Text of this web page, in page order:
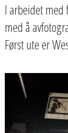
I arbeidet med
med å
Først ute er